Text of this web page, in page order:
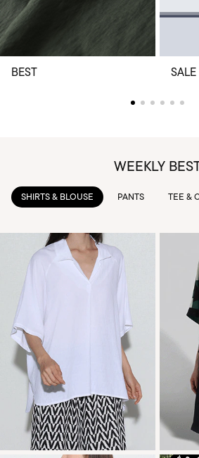
BEST SALE
WEEKLY BEST
PANTS TEE & CAMI ONEPIECE